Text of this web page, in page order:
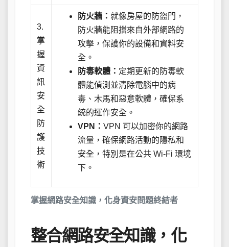
掌握網路安全知識，化身資安問題終結者
3.
掌
握
資
訊
安
全
防
護
技
術
防火牆：就像房屋的防盜門，
防火牆能阻擋來自外部網路的
攻擊，保護你的設備和資料安
全。
防毒軟體： 定期更新的防毒軟
體能偵測並清除電腦中的病
毒、木馬和惡意軟體，確保系
統的運作安全。
VPN：VPN 可以加密你的網路
流量，確保網路活動的隱私和
安全，特別是在公共 Wi-Fi 環境
下。
整合網路安全知識，化